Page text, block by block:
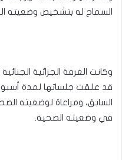
السماح له بتشخيص وضعيته
وكانت الغرفة الجزائية
قد علقت جلساتها لمدة
السابق، ومراعاة لوضعيته
في وضعيته الصحية.